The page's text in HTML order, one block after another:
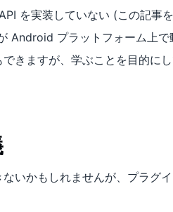
を実装していない (この記事
Android プラットフォーム上で
きますが、学ぶことを目的に
いかもしれませんが、プラグ